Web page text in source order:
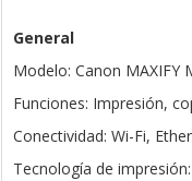
General
Modelo: Canon MAXIFY
Funciones: Impresión,
Conectividad: Wi-Fi,
Tecnología de